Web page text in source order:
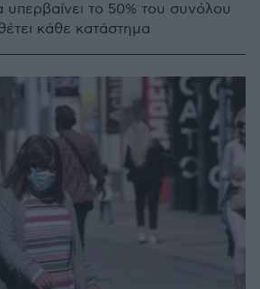
υπερβαίνει το 50% του συνόλου
κάθε κατάστημα